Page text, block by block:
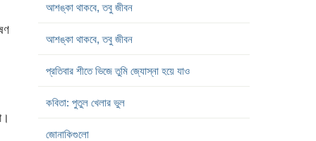
আশঙ্কা থাকবে, তবু জীবন
আশঙ্কা থাকবে, তবু জীবন
প্রতিবার শীতে ভিজে তুমি জ্যোস্না হয়ে যাও
কবিতা: পুতুল খেলার ভুল
জোনাকিগুলো